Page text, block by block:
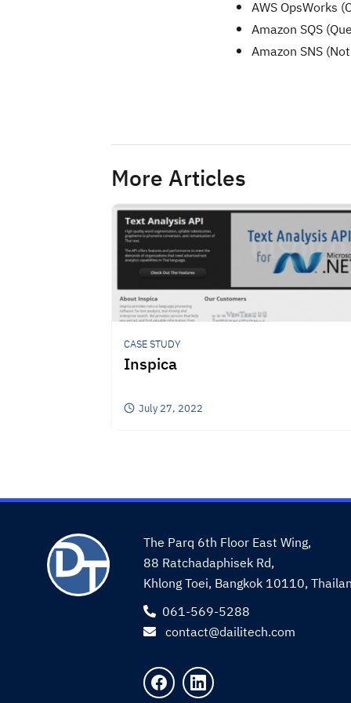
AWS OpsWorks
Amazon SQS
Amazon SNS
More Articles
CASE STUDY
Inspica
July 27, 2022
The Parq 6th Floor East Wing,
88 Ratchadaphisek Rd,
Khlong Toei, Bangkok 10110,
061-569-5288
contact@dailitech.com